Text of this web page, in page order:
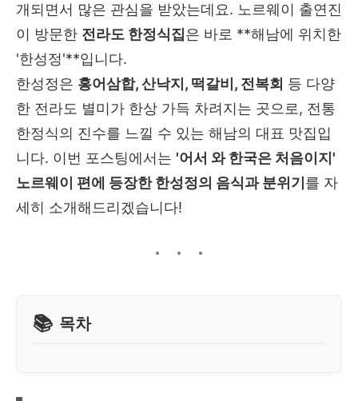
개되면서 많은 관심을 받았는데요. 노르웨이 출연진
이 방문한 전라도 한정식집은 바로 **해남에 위치한
'한성정'**입니다.
한성정은 홍어삼합, 산낙지, 떡갈비, 전복회 등 다양
한 전라도 별미가 한상 가득 차려지는 곳으로, 전통
한정식의 진수를 느낄 수 있는 해남의 대표 맛집입
니다. 이번 포스팅에서는 '어서 와 한국은 처음이지'
노르웨이 편에 등장한 한성정의 음식과 분위기 를 자
세히 소개해드리겠습니다!
목차